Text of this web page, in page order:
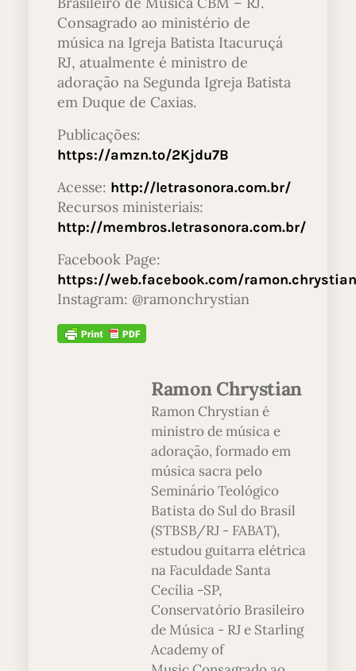
Consagrado ao ministério de
música na Igreja Batista Itacuruçá
RJ, atualmente é ministro de
adoração na Segunda Igreja Batista
em Duque de Caxias.
Publicações:
https://amzn.to/2Kjdu7B
Acesse: http://letrasonora.com.br/
Recursos ministeriais:
http://membros.letrasonora.com.br/
Facebook Page:
https://web.facebook.com/ramon.chrystian
Instagram: @ramonchrystian
Ramon Chrystian
Ramon Chrystian é
ministro de música e
adoração, formado em
música sacra pelo
Seminário Teológico
Batista do Sul do Brasil
(STBSB/RJ - FABAT),
estudou guitarra elétrica
na Faculdade Santa
Cecília -SP,
Conservatório Brasileiro
de Música - RJ e Starling
Academy of